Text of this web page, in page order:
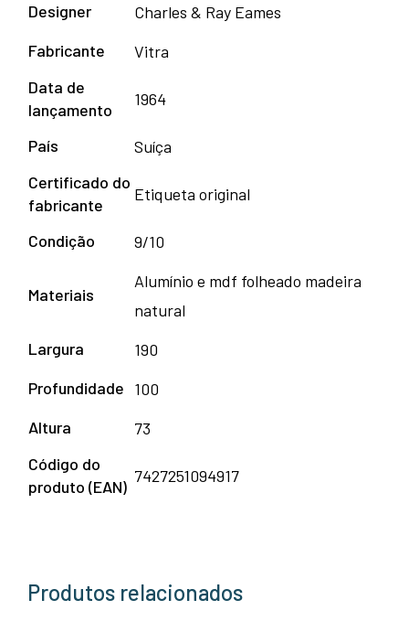
Designer
Charles & Ray Eames
Fabricante
Vitra
Data de
lançamento
1964
País
Suíça
Certificado do
fabricante
Etiqueta original
Condição 9/10
Materiais
Alumínio e mdf folheado madeira
natural
Largura
190
Profundidade 100
Altura
73
Código do
produto (EAN)
7427251094917
Produtos relacionados